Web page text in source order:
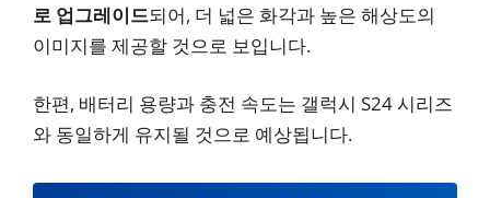
로 업그레이드되어, 더 넓은 화각과 높은 해상도의
이미지를 제공할 것으로 보입니다.
한편, 배터리 용량과 충전 속도는 갤럭시 S24 시리즈
와 동일하게 유지될 것으로 예상됩니다.